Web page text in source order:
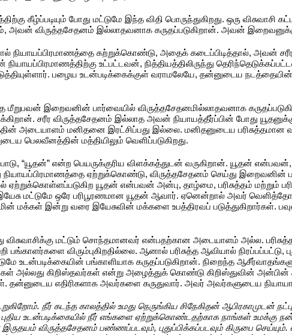
கீழ்ப்படியும் போது மட்டுமே இந்த விதி பொருந்துகிறது. ஒரு
அவன் விருத்தசேதனம் இல்லாதவனாக கருதப்படுகிறான். அவன்
நியாயப்பிரமாணத்தை கற்றுக்கொண்டு, அதைக் கடைப்பிடித்தால், அவன் சரீர
உட்பட்டவன், நித்தியத்திலிருந்து
பழைய உடன்படிக்கைக்குள் வராமலேயே, தன்னுடைய
மீறுபவன் இறைவனின் பார்வையில் விருத்தசேதனமில்லாதவனாக
சரீர விருத்தசேதனம் இல்லாத அவன் நியாயத்தீர்ப்பின் போது யூதனுக்கு
அடையாளம் மனிதனை இரட்சிப்பது இல்லை. மனிதனுடைய
பெலவீனத்தின் மத்தியிலும் வெளிப்படுகிறது.
“யூதன்” என்ற பெயருக்குரிய விளக்கத்துடன் வருகிறான். யூதன் என்பவன்,
ஏற்றுக்கொண்டு, விருத்தசேதனம் செய்து இறைவனின்
யூதன் என்பவன் அன்பு, தாழ்மை, பரிசுத்தம் மற்றும்
மட்டுமே ஒரே பரிபூரணமான யூதன் ஆவார். ஏனென்றால் அவர்
இன்று வரை இயேசுவின் மக்களை உபத்திரவப் படுத்துகிறார்கள். பவுல்
மட்டும் சொந்தமானவர் என்பதற்கான அடையாளம் அல்ல.
பங்காளர்களை விரும்புகிறதில்லை. ஆனால் பரிசுத்த ஆவியால்
உடன்படிக்கையின் பங்காளியாக கருதப்படுகிறான். நிறைந்த
அல்லது கிறிஸ்தவர்கள் என்று அழைத்துக் கொண்டு கிறிஸ்துவின்
எதிரிகளாக அவர்களை கருதுவார். அவர் அவர்களுடைய
நீர் கடந்த காலத்தில் உமது நெருங்கிய சிநேகிதன் ஆபிரகாமுடன்
உடன்படிக்கையில் நீர் எங்களை ஏற்றுக்கொண்டதற்காக நாங்கள் உமக்கு
விருத்தசேதனம் பண்ணப்படவும், புதுப்பிக்கப்படவும் கிருபை